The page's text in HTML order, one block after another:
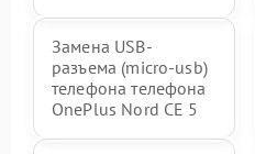
Замена USB-
разъема (micro-usb)
телефона телефона
OnePlus Nord CE 5